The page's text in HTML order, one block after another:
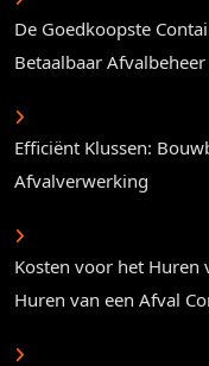
De Goedkoopste
Betaalbaar Afvalbeheer
Efficiënt Klussen:
Afvalverwerking
Kosten voor het Huren
Huren van een Afval